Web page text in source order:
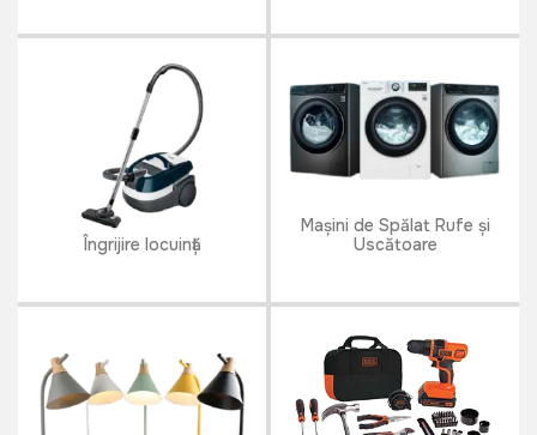
Îngrijire locuință
Mașini de Spălat Rufe și
Uscătoare